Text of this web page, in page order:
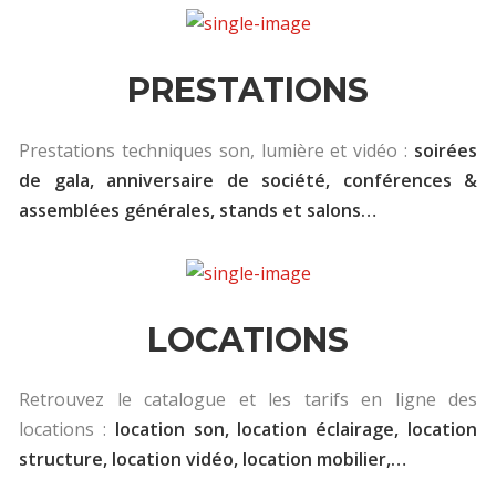
PRESTATIONS
Prestations techniques son, lumière et vidéo : soirées
de gala, anniversaire de société, conférences &
assemblées générales, stands et salons…
LOCATIONS
Retrouvez le catalogue et les tarifs en ligne des
locations : location son, location éclairage, location
structure, location vidéo, location mobilier,…